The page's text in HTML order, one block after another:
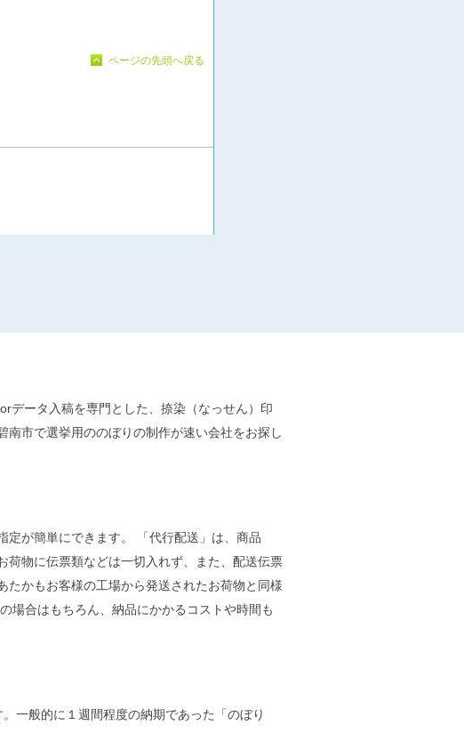
データ入稿を専門とした、捺染（なっせん）印
市で選挙用ののぼりの制作が速い会社をお探し
定が簡単にできます。 「代行配送」は、商品
荷物に伝票類などは一切入れず、また、配送伝票
かもお客様の工場から発送されたお荷物と同様
場合はもちろん、納品にかかるコストや時間も
一般的に１週間程度の納期であった「のぼり